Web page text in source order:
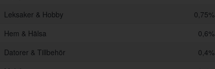
Leksaker & Hobby
0,75%
Hem & Hälsa
0,6%
Datorer & Tillbehör
0,4%